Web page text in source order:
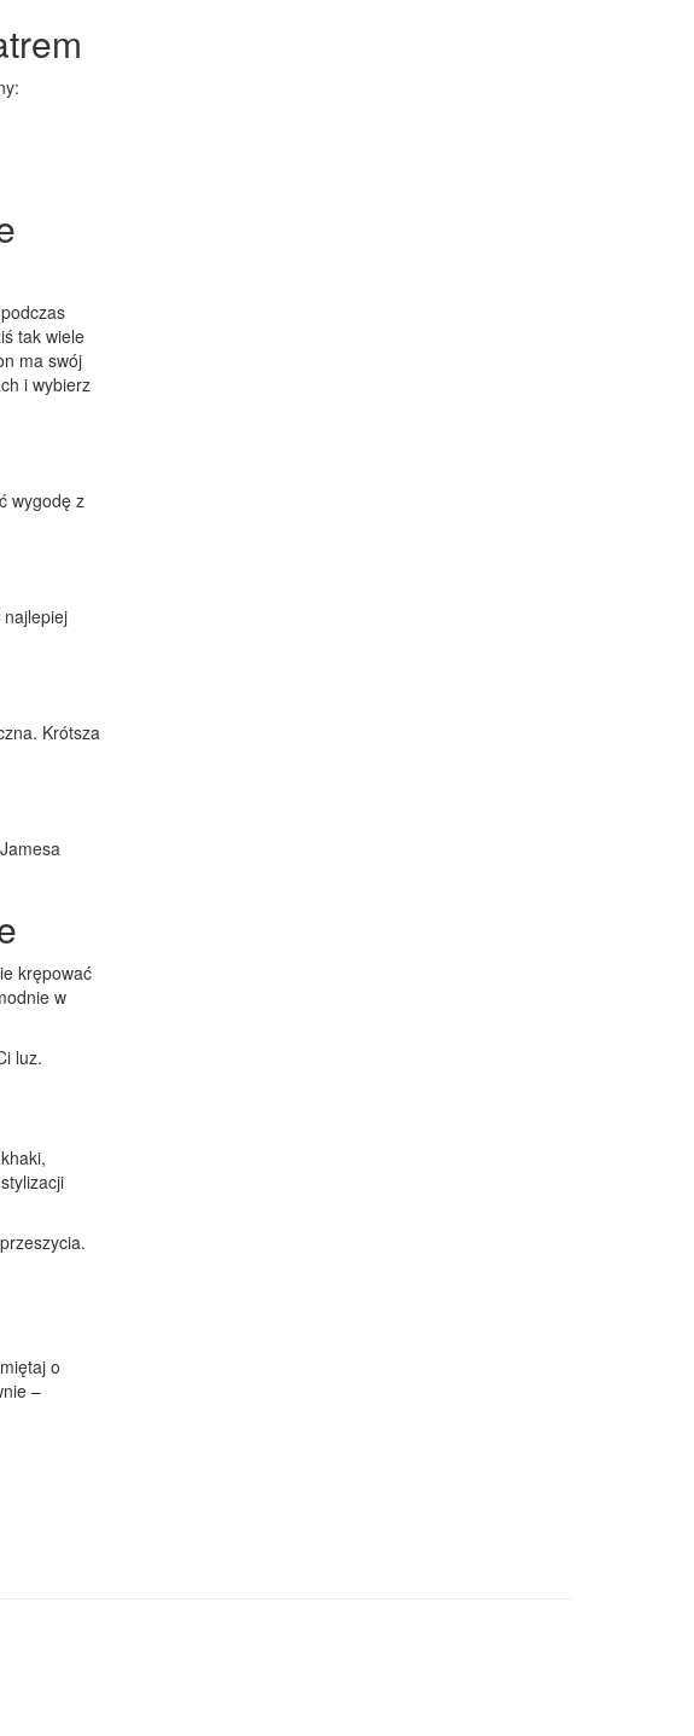
tak wiele
ma swój
i wybierz
wygodę z
Krótsza
krępować
w
luz.
o
–